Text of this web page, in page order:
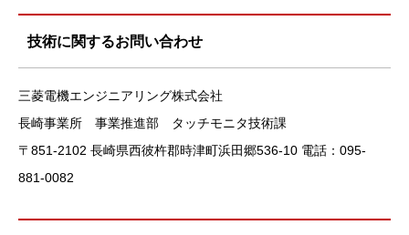
技術に関するお問い合わせ
三菱電機エンジニアリング株式会社
長崎事業所 事業推進部 タッチモニタ技術課
〒851-2102 長崎県西彼杵郡時津町浜田郷536-10 電話：095-
881-0082